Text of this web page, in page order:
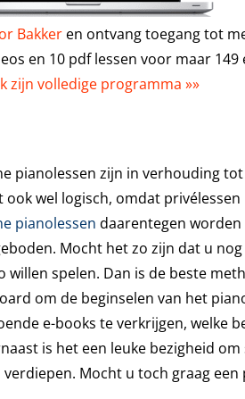
Bakkeren ontvang toegang tot
en 10 pdf lessen voor maar 149
zijn volledige programma »»
pianolessen zijn in verhouding
ook wel logisch, omdat
pianolessen daarentegen
Mocht het zo zijn dat u
willen spelen. Dan is de beste
om de beginselen van het
e-books te verkrijgen, welke
is het een leuke bezigheid
verdiepen. Mocht u toch graag